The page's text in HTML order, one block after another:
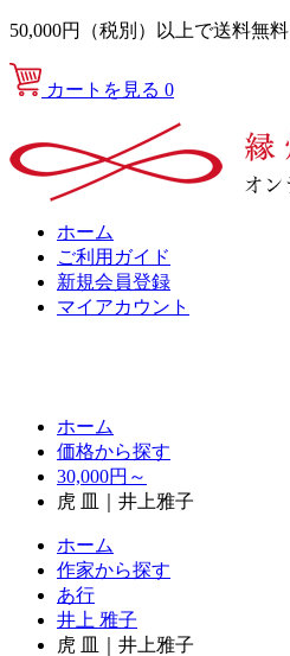
50,000円（税別）以上で送料無料
カートを見る 0
ホーム
ご利用ガイド
新規会員登録
マイアカウント
ホーム
価格から探す
30,000円～
虎 皿｜井上雅子
ホーム
作家から探す
あ行
井上 雅子
虎 皿｜井上雅子